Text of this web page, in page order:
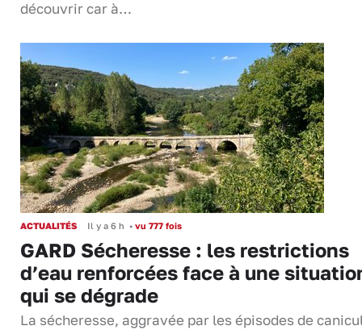
découvrir car à…
ACTUALITÉS Il y a 6 h • vu 777 fois
GARD Sécheresse : les restrictions
d’eau renforcées face à une
qui se dégrade
La sécheresse, aggravée par les épisodes de